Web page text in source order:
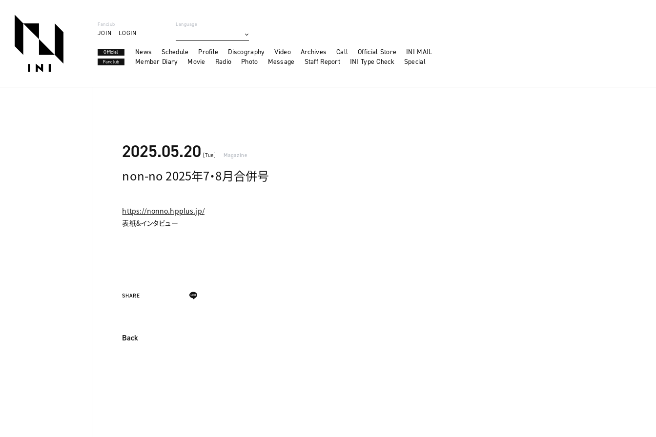
Fanclub
JOIN LOGIN
Language
Official News Schedule Profile Discography Video Archives Call Official Store INI MAIL
Fanclub Member Diary Movie Radio Photo Message Staff Report INI Type Check Special
2025.05.20 [Tue] Magazine
non-no 2025年7・8月合併号
https://nonno.hpplus.jp/
表紙&インタビュー
SHARE
Back